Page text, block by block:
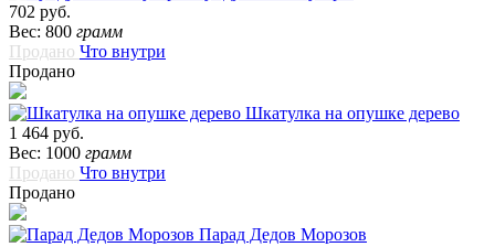
702 руб.
Вес: 800 грамм
Продано Что внутри
Продано
Шкатулка на опушке дерево
1 464 руб.
Вес: 1000 грамм
Продано Что внутри
Продано
Парад Дедов Морозов